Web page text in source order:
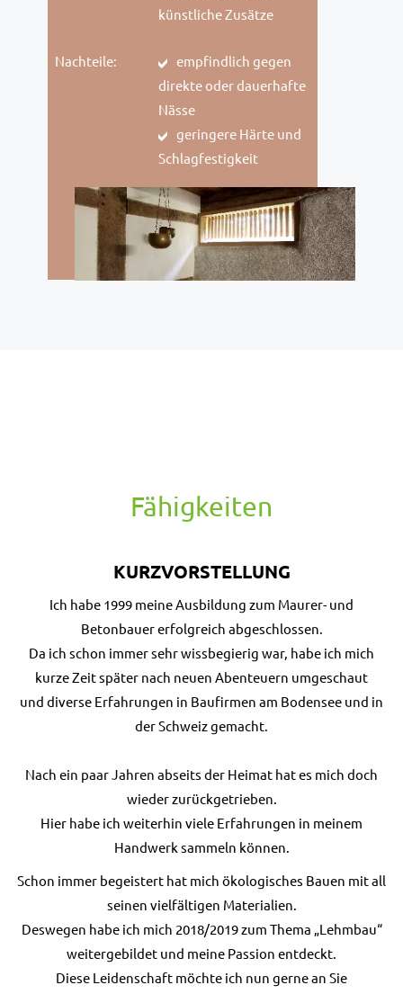
künstliche Zusätze
Nachteile:
empfindlich gegen
direkte oder dauerhafte
Nässe
geringere Härte und
Schlagfestigkeit
Fähigkeiten
KURZVORSTELLUNG
Ich habe 1999 meine Ausbildung zum Maurer- und
Betonbauer erfolgreich abgeschlossen.
Da ich schon immer sehr wissbegierig war, habe ich mich
kurze Zeit später nach neuen Abenteuern umgeschaut
und diverse Erfahrungen in Baufirmen am Bodensee und in
der Schweiz gemacht.
Nach ein paar Jahren abseits der Heimat hat es mich doch
wieder zurückgetrieben.
Hier habe ich weiterhin viele Erfahrungen in meinem
Handwerk sammeln können.
Schon immer begeistert hat mich ökologisches Bauen mit all
seinen vielfältigen Materialien.
Deswegen habe ich mich 2018/2019 zum Thema „Lehmbau“
weitergebildet und meine Passion entdeckt.
Diese Leidenschaft möchte ich nun gerne an Sie